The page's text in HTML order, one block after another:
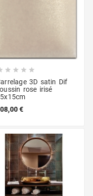
   
3D satin Dif
rose irisé
€